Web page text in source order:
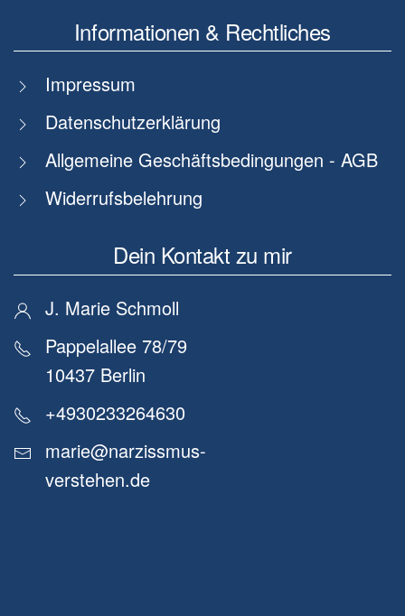
Informationen & Rechtliches
Impressum
Datenschutzerklärung
Allgemeine Geschäftsbedingungen - AGB
Widerrufsbelehrung
Dein Kontakt zu mir
J. Marie Schmoll
Pappelallee 78/79
10437 Berlin
+4930233264630
marie@narzissmus-
verstehen.de